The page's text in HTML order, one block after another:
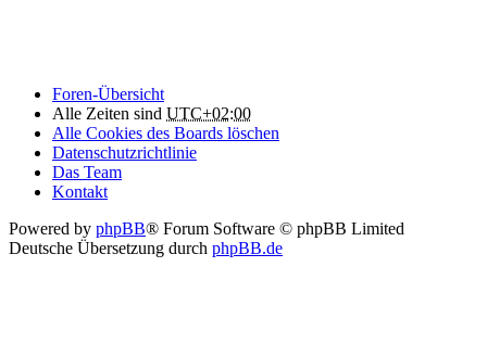
Foren-Übersicht
Alle Zeiten sind UTC+02:00
Alle Cookies des Boards löschen
Datenschutzrichtlinie
Das Team
Kontakt
Powered by phpBB® Forum Software © phpBB Limited
Deutsche Übersetzung durch phpBB.de